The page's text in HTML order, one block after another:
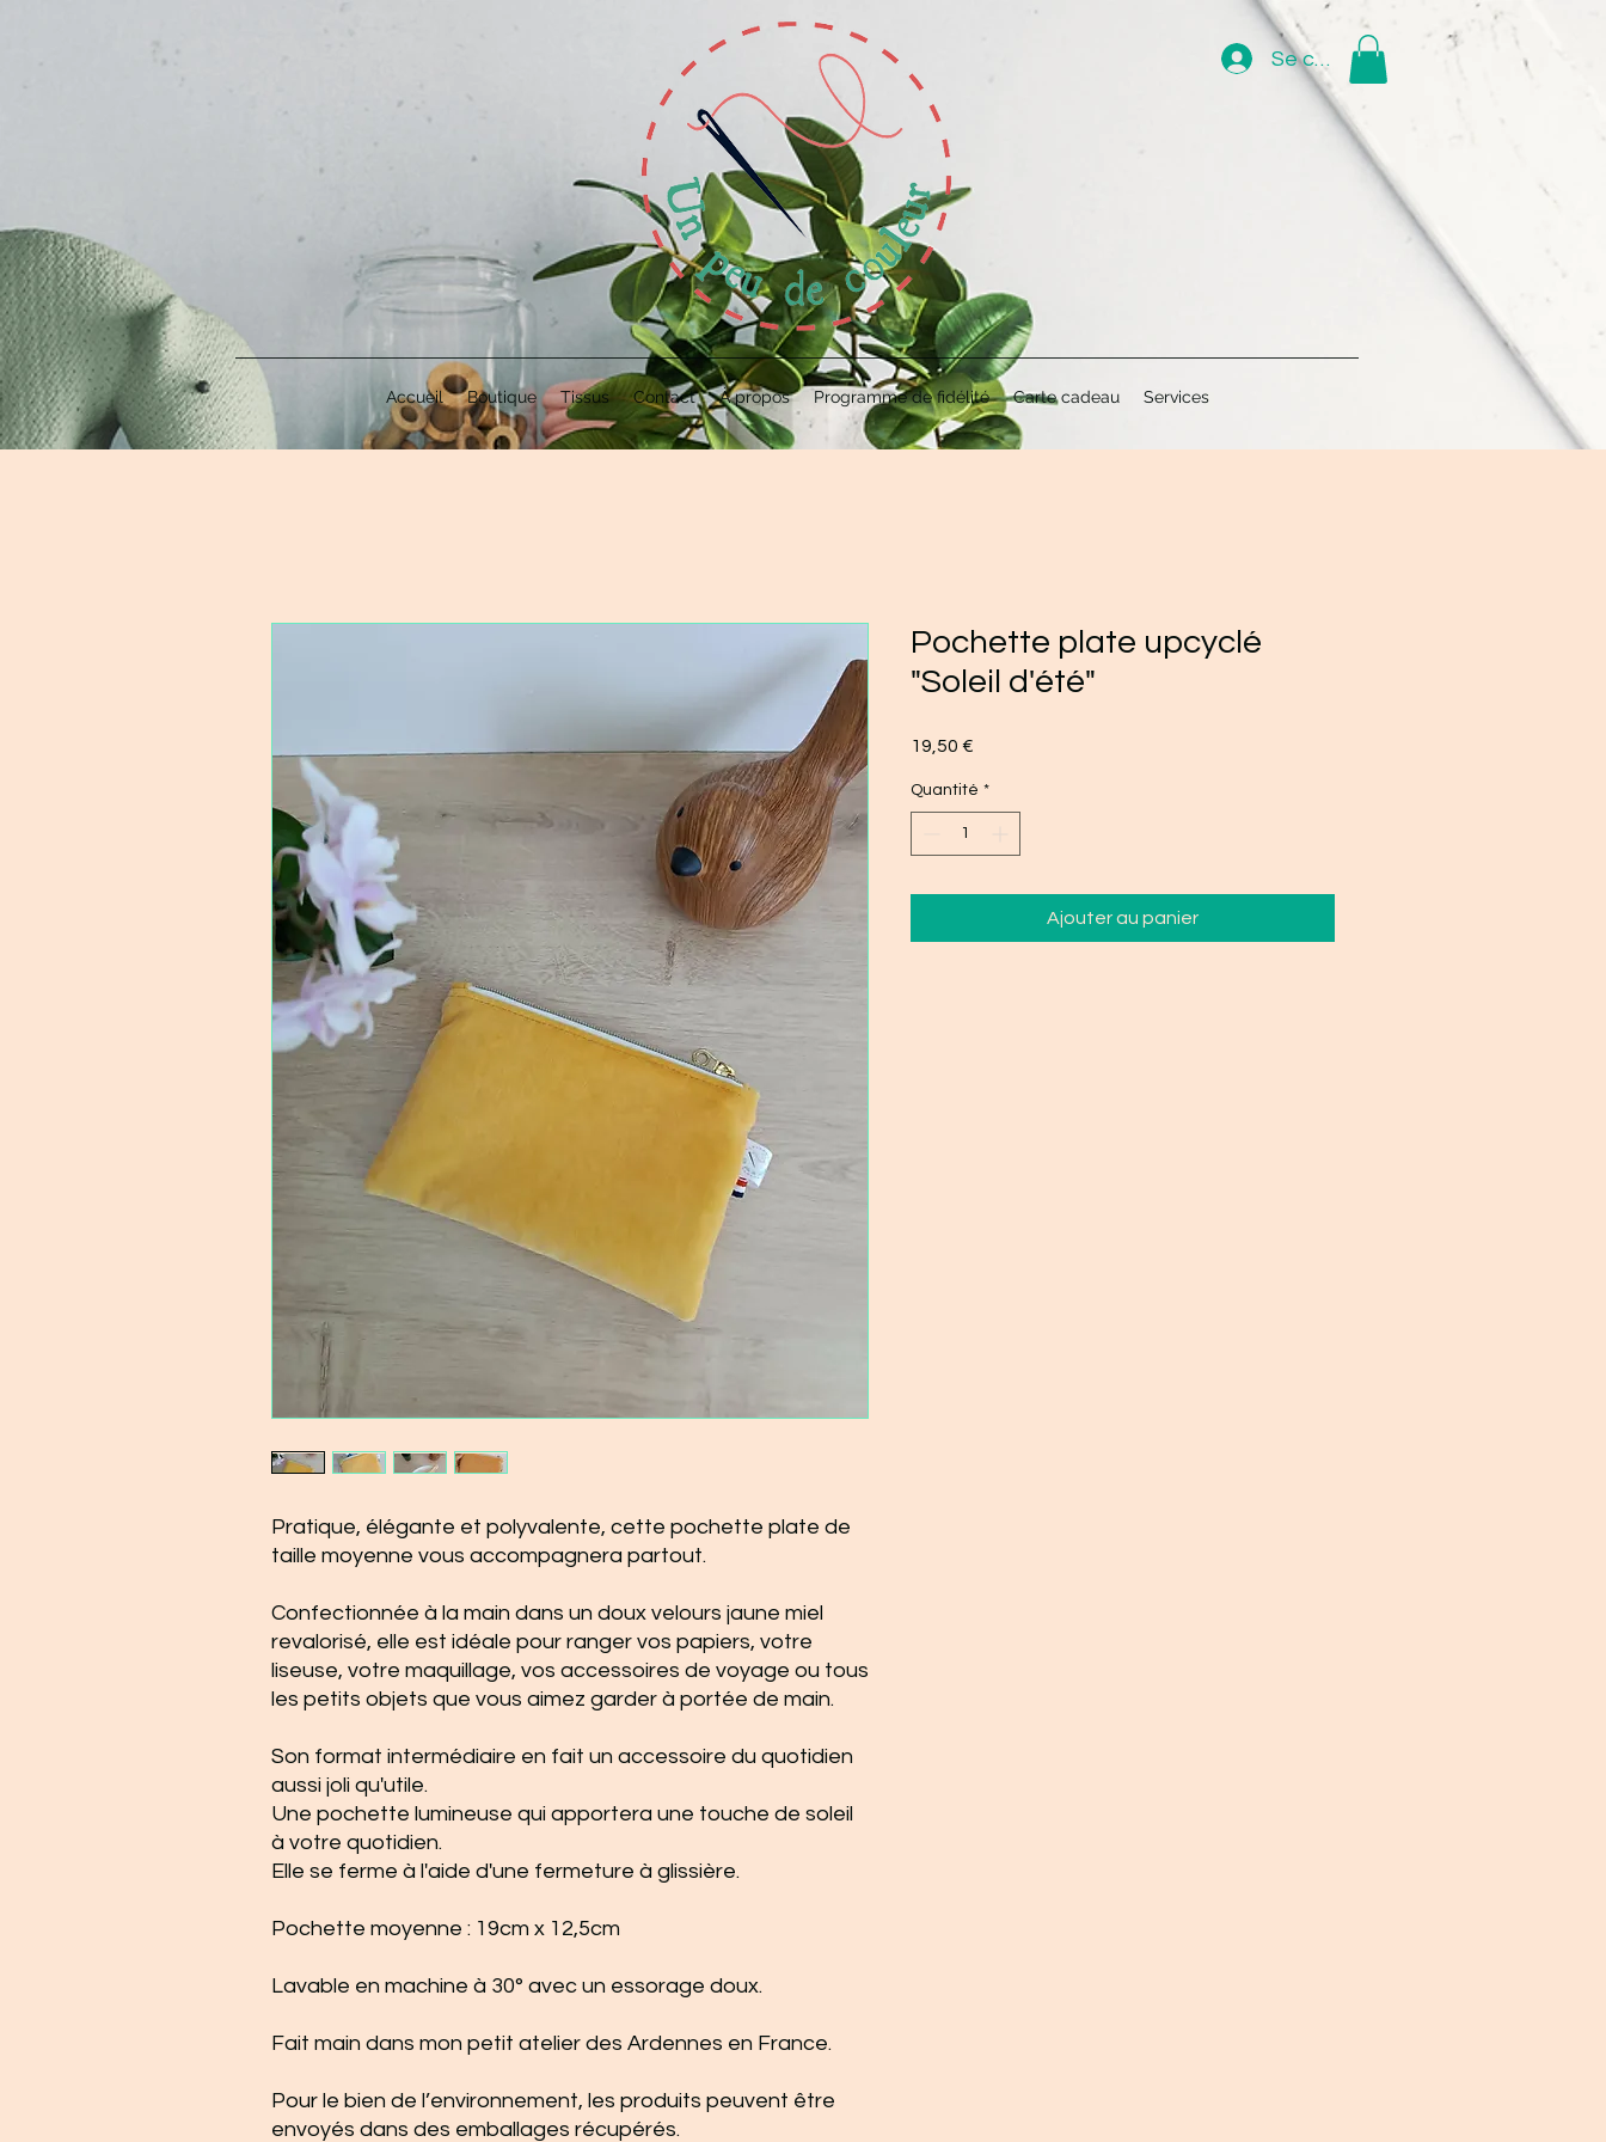
Se connecter
Accueil Boutique Tissus Contact À propos Programme de fidélité Carte cadeau Services
Pratique, élégante et polyvalente, cette pochette plate de
taille moyenne vous accompagnera partout.
Confectionnée à la main dans un doux velours jaune miel
revalorisé, elle est idéale pour ranger vos papiers, votre
liseuse, votre maquillage, vos accessoires de voyage ou tous
les petits objets que vous aimez garder à portée de main.
Son format intermédiaire en fait un accessoire du quotidien
aussi joli qu'utile.
Une pochette lumineuse qui apportera une touche de soleil
à votre quotidien.
Elle se ferme à l'aide d'une fermeture à glissière.
Pochette moyenne : 19cm x 12,5cm
Lavable en machine à 30° avec un essorage doux.
Fait main dans mon petit atelier des Ardennes en France.
Pour le bien de l’environnement, les produits peuvent être
envoyés dans des emballages récupérés.
Pochette plate upcyclé
"Soleil d'été"
19,50 €
Quantité *
Ajouter au panier